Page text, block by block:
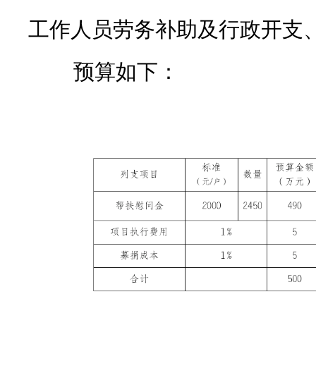
工作人员劳务补助及行政开支
预算如下：